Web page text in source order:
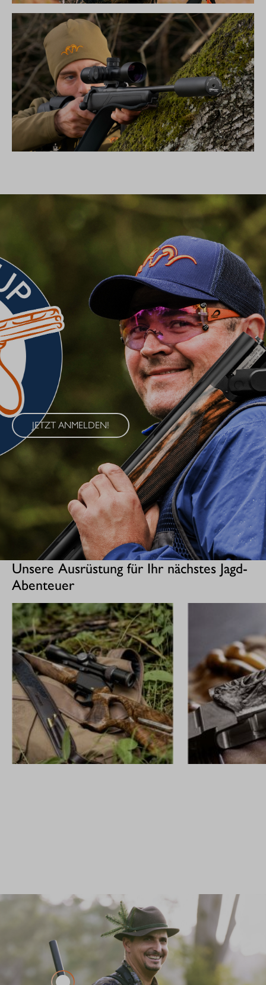
BLASER CUP 2026
Erleben Sie den Blaser Cup 2026 – eine exklusive Serie von
Wettkämpfen im Wurfscheibenschießen, die an vier
renommierten Standorten in Deutschland ausgetragen wird. Der
Blaser Cup bietet Schützen aller Klassen die Möglichkeit, ihre
Fähigkeiten im sportlichen Wettkampf unter Beweis zu stellen.
JETZT ANMELDEN!
Unsere Ausrüstung für Ihr nächstes Jagd-
Abenteuer